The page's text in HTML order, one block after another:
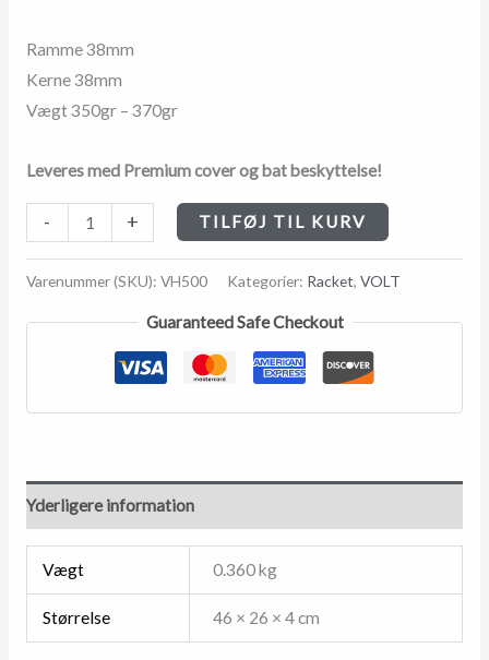
Ramme 38mm
Kerne 38mm
Vægt 350gr – 370gr
Leveres med Premium cover og bat beskyttelse!
- + TILFØJ TIL KURV
Varenummer (SKU): VH500 Kategorier: Racket, VOLT
Guaranteed Safe Checkout
Yderligere information
Vægt 0.360 kg
Størrelse 46 × 26 × 4 cm